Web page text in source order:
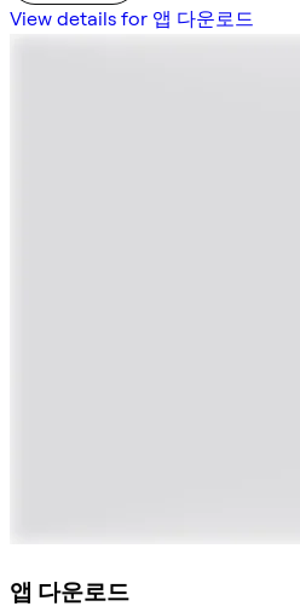
View details for 앱 다운로드
앱 다운로드